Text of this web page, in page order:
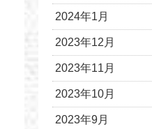
2024年1月
2023年12月
2023年11月
2023年10月
2023年9月